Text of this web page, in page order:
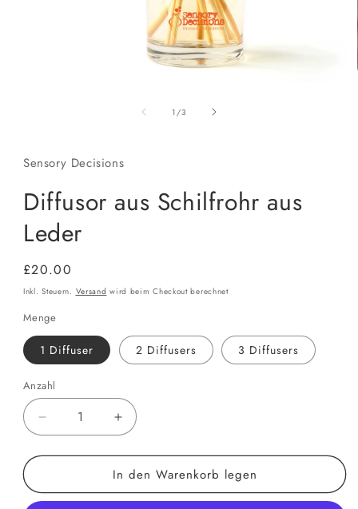
1 /von
3
Sensory Decisions
Diffusor aus Schilfrohr aus
Leder
Normaler
Preis
£20.00
Inkl. Steuern. Versand wird beim Checkout berechnet
Menge
1 Diffuser 2 Diffusers 3 Diffusers
Anzahl
Anzahl
Verringere
die
Menge
Diffusor
Erhöhe
die
Menge
für
Diffusor
In den Warenkorb legen